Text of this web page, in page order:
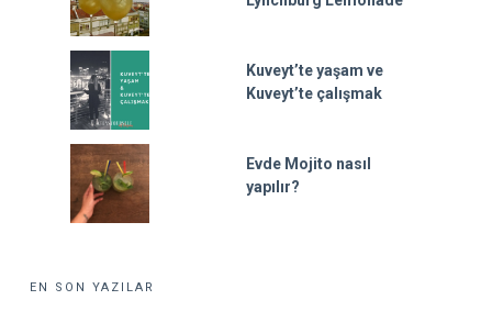
Kuveyt’te yaşam ve
Kuveyt’te çalışmak
Evde Mojito nasıl
yapılır?
EN SON YAZILAR